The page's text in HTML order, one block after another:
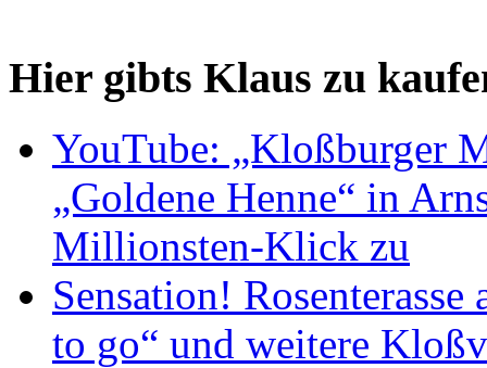
Hier gibts Klaus zu
YouTube: „Kloßburger
„Goldene Henne“ in
Millionsten-Klick zu
Sensation!
to go“ und weitere